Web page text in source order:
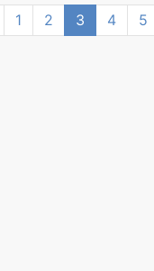
Previous
1 2 3 4 5